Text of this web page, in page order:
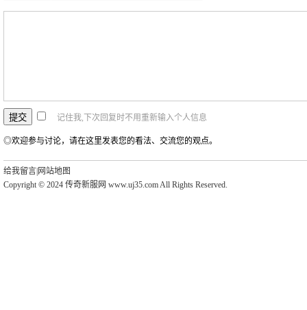
记住我,下次回复时不用重新输入个人信息
◎欢迎参与讨论，请在这里发表您的看法、交流您的观点。
给我留言 网站地图
Copyright © 2024 传奇新服网 www.uj35.com All Rights Reserved.